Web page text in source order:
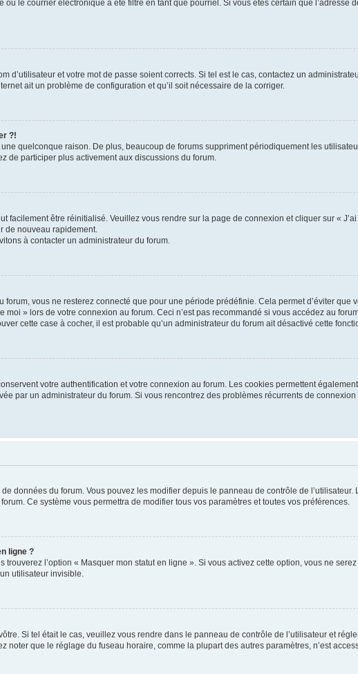
le courrier électronique a été filtré en tant que pourriel. Si vous êtes certain que l’adresse
d’utilisateur et votre mot de passe soient corrects. Si tel est le cas, contactez un
ait un problème de configuration et qu’il soit nécessaire de la corriger.
?!
quelconque raison. De plus, beaucoup de forums suppriment périodiquement les
de participer plus activement aux discussions du forum.
être réinitialisé. Veuillez vous rendre sur la page de connexion et cliquer sur « J’ai
de nouveau rapidement.
à contacter un administrateur du forum.
vous ne resterez connecté que pour une période prédéfinie. Cela permet d’éviter que
» lors de votre connexion au forum. Ceci n’est pas recommandé si vous accédez au
cette case à cocher, il est probable qu’un administrateur du forum ait désactivé cette
votre authentification et votre connexion au forum. Les cookies permettent
par un administrateur du forum. Si vous rencontrez des problèmes récurrents de
données du forum. Vous pouvez les modifier depuis le panneau de contrôle de l’utilisateur.
Ce système vous permettra de modifier tous vos paramètres et toutes vos préférences.
ligne ?
l’option « Masquer mon statut en ligne ». Si vous activez cette option, vous ne
utilisateur invisible.
Si tel était le cas, veuillez vous rendre dans le panneau de contrôle de l’utilisateur et
que le réglage du fuseau horaire, comme la plupart des autres paramètres, n’est